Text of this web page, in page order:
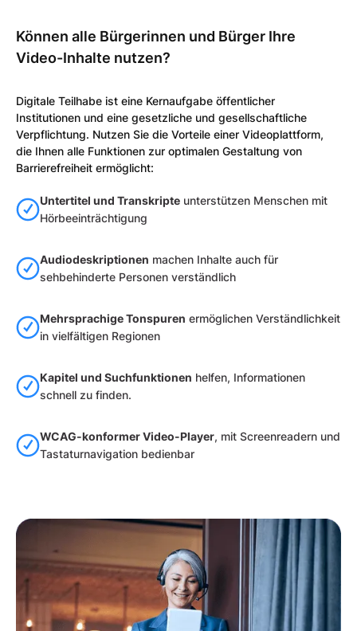
Können alle Bürgerinnen und Bürger Ihre
Video-Inhalte nutzen?
Digitale Teilhabe ist eine Kernaufgabe öffentlicher
Institutionen und eine gesetzliche und gesellschaftliche
Verpflichtung. Nutzen Sie die Vorteile einer Videoplattform,
die Ihnen alle Funktionen zur optimalen Gestaltung von
Barrierefreiheit ermöglicht:
Untertitel und Transkripte unterstützen Menschen mit
Hörbeeinträchtigung
Audiodeskriptionen machen Inhalte auch für
sehbehinderte Personen verständlich
Mehrsprachige Tonspuren ermöglichen Verständlichkeit
in vielfältigen Regionen
Kapitel und Suchfunktionen helfen, Informationen
schnell zu finden.
WCAG-konformer Video-Player, mit Screenreadern und
Tastaturnavigation bedienbar